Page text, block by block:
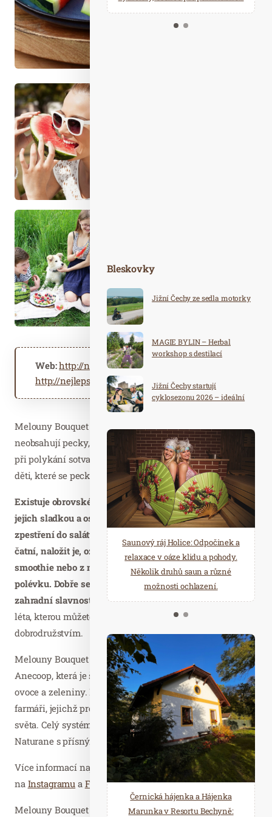
Kalendář událostí
Odebírejte náš newsletter
Web:http://nejmelouny.cz
http://nejlepsimelouny.cz
Melouny Bouquet mají však velkou přednost navíc:
neobsahují pecky, ale jen malá měkká zrníčka, kterých si
při polykání sotva všimnete. Tuto výhodu ocení zejména
děti, které se peckám vyhýbají nejčastěji.
Existuje obrovské množství receptů, které využívají
jejich sladkou a osvěžující chuť. Můžete je přidat jako
zpestření do salátů, do letních koktejlů, do sorbetů, do
čatní, naložit je, ozvláštnit jimi dezerty, vylepšit
smoothie nebo z nich dokonce připravit letní studenou
polévku. Dobře se budou vyjímat na pikniku nebo
zahradní slavnosti
. Melouny Bouquet jsou zkrátka esencí
léta, kterou můžete vzít snadno třeba na výlet nebo za
dobrodružstvím.
Melouny Bouquet dováží do České republiky společnost
Anecoop, která je španělským lídrem v exportu čerstvého
ovoce a zeleniny. Firma spolupracuje s více než 150 000
farmáři, jejichž produkty vyváží do více než 60 zemí
světa. Celý systém je chráněn ochrannou známkou
Naturane s přísnými předpisy.
Více informací najdete nawww.nejlepsimelouny.cz nebo
na Instagramu a Facebooku.
Melouny Bouquet jsou k dostání od konce dubna v
Bleskovky
Jižní Čechy ze sedla motorky
MAGIE BYLIN – Herbal
workshop s destilací
Jižní Čechy startují
cyklosezonu 2026 – ideální
Saunový ráj Holice: Odpočinek a
relaxace v oáze klidu a pohody.
Několik druhů saun a různé
možnosti ochlazení.
Spa Hotel Děvín: Odpočiňte si od
starostí všedních dnů a přijeďte
načerpat novou energii do
Mariánských Lázní.
Černická hájenka a Hájenka
Marunka v Resortu Bechyně: